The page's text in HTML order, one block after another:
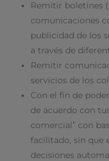
Remitir boletines (
comunicaciones
publicidad de los
a través de
Remitir
servicios de los
Con el fin de
de acuerdo con
comercial” con
facilitado, sin que
decisiones